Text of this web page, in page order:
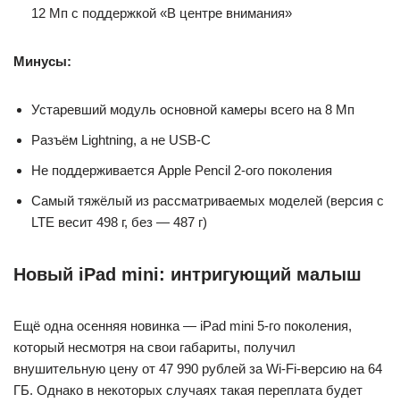
12 Мп с поддержкой «В центре внимания»
Минусы:
Устаревший модуль основной камеры всего на 8 Мп
Разъём Lightning, а не USB-C
Не поддерживается Apple Pencil 2-ого поколения
Самый тяжёлый из рассматриваемых моделей (версия с
LTE весит 498 г, без — 487 г)
Новый iPad mini: интригующий малыш
Ещё одна осенняя новинка — iPad mini 5-го поколения,
который несмотря на свои габариты, получил
внушительную цену от 47 990 рублей за Wi-Fi-версию на 64
ГБ. Однако в некоторых случаях такая переплата будет